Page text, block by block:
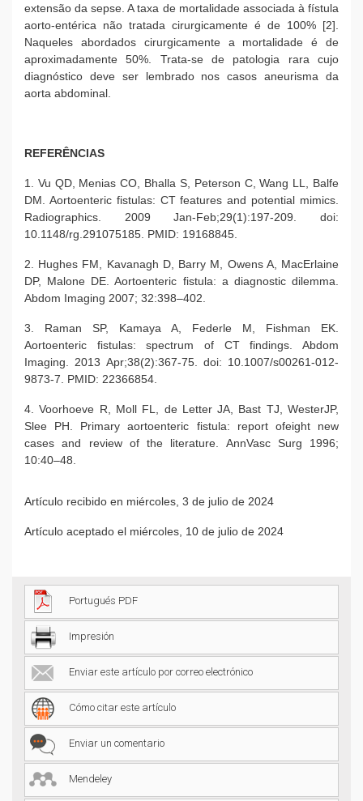
extensão da sepse. A taxa de mortalidade associada à fístula
aorto-entérica não tratada cirurgicamente é de 100% [2].
Naqueles abordados cirurgicamente a mortalidade é de
aproximadamente 50%. Trata-se de patologia rara cujo
diagnóstico deve ser lembrado nos casos aneurisma da
aorta abdominal.
REFERÊNCIAS
1. Vu QD, Menias CO, Bhalla S, Peterson C, Wang LL, Balfe
DM. Aortoenteric fistulas: CT features and potential mimics.
Radiographics. 2009 Jan-Feb;29(1):197-209. doi:
10.1148/rg.291075185. PMID: 19168845.
2. Hughes FM, Kavanagh D, Barry M, Owens A, MacErlaine
DP, Malone DE. Aortoenteric fistula: a diagnostic dilemma.
Abdom Imaging 2007; 32:398–402.
3. Raman SP, Kamaya A, Federle M, Fishman EK.
Aortoenteric fistulas: spectrum of CT findings. Abdom
Imaging. 2013 Apr;38(2):367-75. doi: 10.1007/s00261-012-
9873-7. PMID: 22366854.
4. Voorhoeve R, Moll FL, de Letter JA, Bast TJ, WesterJP,
Slee PH. Primary aortoenteric fistula: report ofeight new
cases and review of the literature. AnnVasc Surg 1996;
10:40–48.
Artículo recibido en miércoles, 3 de julio de 2024
Artículo aceptado el miércoles, 10 de julio de 2024
Portugués PDF
Impresión
Enviar este artículo por correo electrónico
Cómo citar este artículo
Enviar un comentario
Mendeley